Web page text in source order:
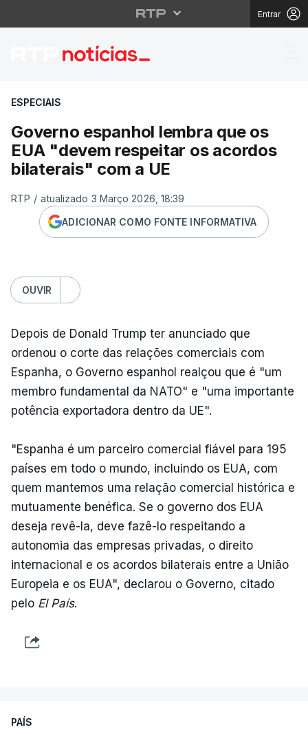
Entrar
Governo espanhol
ESPECIAIS
Governo espanhol lembra que os
EUA "devem respeitar os acordos
bilaterais" com a UE
RTP / atualizado 3 Março 2026, 18:39
ADICIONAR COMO FONTE INFORMATIVA
OUVIR
Depois de Donald Trump ter anunciado que
ordenou o corte das relações comerciais com
Espanha, o Governo espanhol realçou que é "um
membro fundamental da NATO" e "uma importante
potência exportadora dentro da UE".
"Espanha é um parceiro comercial fiável para 195
países em todo o mundo, incluindo os EUA, com
quem mantemos uma relação comercial histórica e
mutuamente benéfica. Se o governo dos EUA
deseja revê-la, deve fazê-lo respeitando a
autonomia das empresas privadas, o direito
internacional e os acordos bilaterais entre a União
Europeia e os EUA", declarou o Governo, citado
pelo El País.
PAÍS